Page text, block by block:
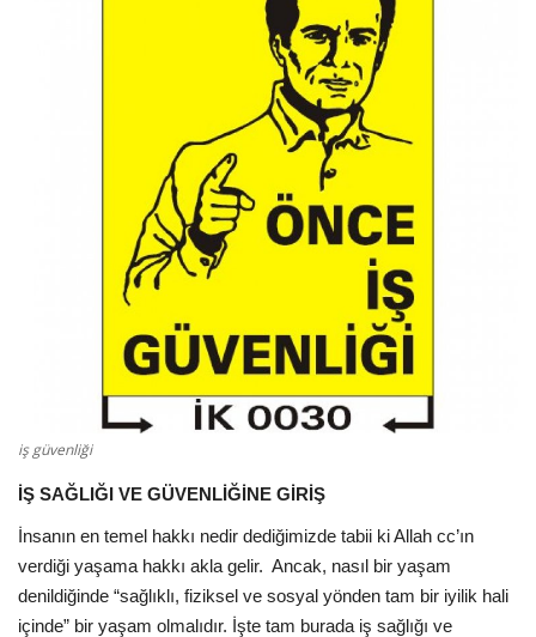
iş güvenliği
İŞ SAĞLIĞI VE GÜVENLİĞİNE GİRİŞ
İnsanın en temel hakkı nedir dediğimizde tabii ki Allah cc’ın
verdiği yaşama hakkı akla gelir. Ancak, nasıl bir yaşam
denildiğinde “sağlıklı, fiziksel ve sosyal yönden tam bir iyilik hali
içinde” bir yaşam olmalıdır. İşte tam burada iş sağlığı ve